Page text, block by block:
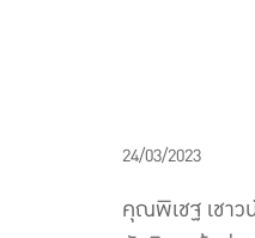
24/03/2023
คุณพิเชฐ เชา